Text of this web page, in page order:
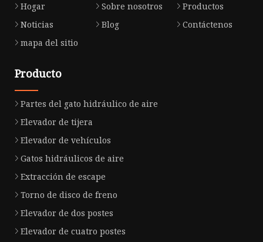
Hogar Sobre nosotros
Productos
Noticias
Blog
Contáctenos
mapa del sitio
Producto
Partes del gato hidráulico de aire
Elevador de tijera
Elevador de vehículos
Gatos hidráulicos de aire
Extracción de escape
Torno de disco de freno
Elevador de dos postes
Elevador de cuatro postes